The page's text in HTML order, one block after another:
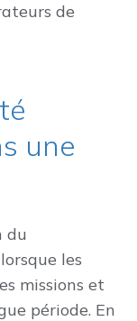
de
une
du
les
missions et
période. En